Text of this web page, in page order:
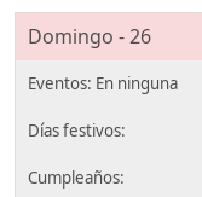
Domingo - 26